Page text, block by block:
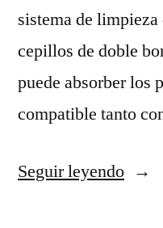
sistema de
cepillos de doble
puede absorber los
compatible tanto
Seguir leyendo